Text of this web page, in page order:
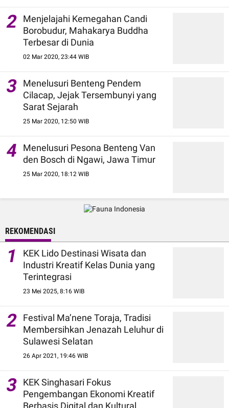
2
Menjelajahi Kemegahan Candi
Borobudur, Mahakarya Buddha
Terbesar di Dunia
02 Mar 2020, 23:44 WIB
3
Menelusuri Benteng Pendem
Cilacap, Jejak Tersembunyi yang
Sarat Sejarah
25 Mar 2020, 12:50 WIB
4
Menelusuri Pesona Benteng Van
den Bosch di Ngawi, Jawa Timur
25 Mar 2020, 18:12 WIB
REKOMENDASI
1
KEK Lido Destinasi Wisata dan
Industri Kreatif Kelas Dunia yang
Terintegrasi
23 Mei 2025, 8:16 WIB
2
Festival Ma’nene Toraja, Tradisi
Membersihkan Jenazah Leluhur di
Sulawesi Selatan
26 Apr 2021, 19:46 WIB
3
KEK Singhasari Fokus
Pengembangan Ekonomi Kreatif
Berbasis Digital dan Kultural